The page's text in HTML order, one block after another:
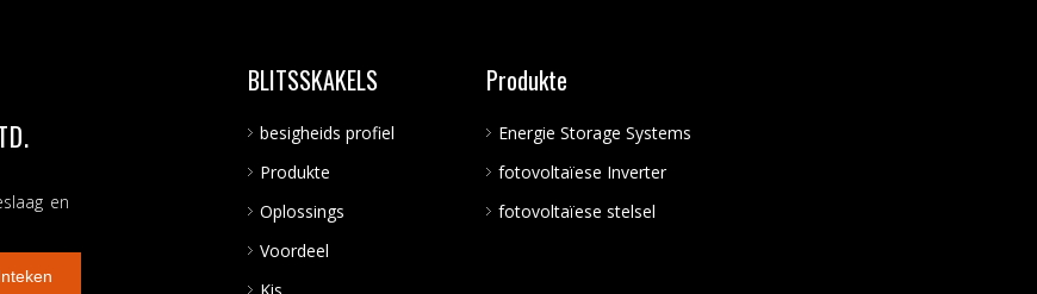
en
BLITSSKAKELS
besigheids profiel
Produkte
Oplossings
Voordeel
Produkte
Energie Storage Systems
fotovoltaïese Inverter
fotovoltaïese stelsel